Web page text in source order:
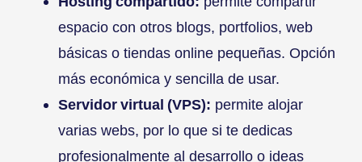
espacio con otros blogs, portfolios, web
básicas o tiendas online pequeñas. Opción
más económica y sencilla de usar.
Servidor virtual (VPS): permite alojar
varias webs, por lo que si te dedicas
profesionalmente al desarrollo o ideas